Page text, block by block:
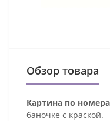
Обзор товара
Картина по
баночке с краской.